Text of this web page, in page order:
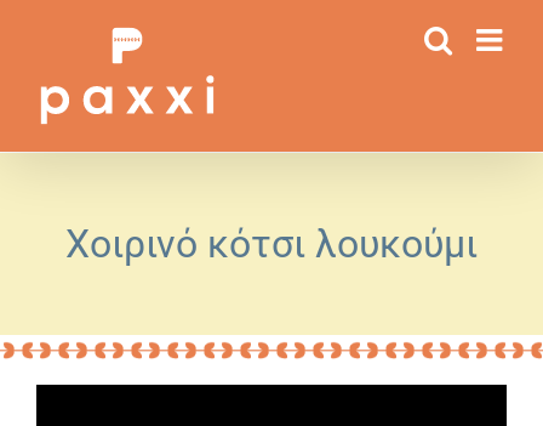
περιεχόμενο
Χοιρινό κότσι λουκούμι